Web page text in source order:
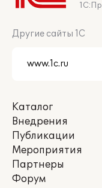
Другие сайты 1С
Каталог
Внедрения
Публикации
Мероприятия
Партнеры
Форум